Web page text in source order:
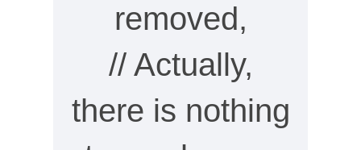
removed,
// Actually,
there is nothing